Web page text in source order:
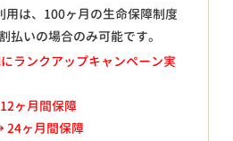
用は、100ヶ月の生命保障制度
払いの場合のみ可能です。
ランクアップキャンペーン実
ヶ月間保障
24ヶ月間保障